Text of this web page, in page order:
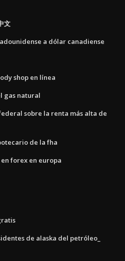
文
a dólar canadiense
shop en línea
gas natural
sobre la renta más alta de
de la fha
forex en europa
de alaska del petróleo_